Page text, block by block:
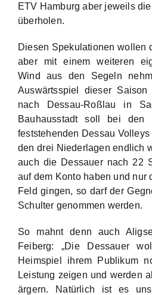
ETV Hamburg aber jeweils
überholen.
Diesen Spekulationen wollen
aber mit einem weiteren
Wind aus den Segeln
Auswärtsspiel dieser
nach Dessau-Roßlau in
Bauhausstadt soll bei den
feststehenden Dessau
den drei Niederlagen endlich
auch die Dessauer nach 22
auf dem Konto haben und nur
Feld gingen, so darf der
Schulter genommen werden.
So mahnt denn auch
Feiberg: „Die Dessauer
Heimspiel ihrem Publikum
Leistung zeigen und werden
ärgern. Natürlich ist es